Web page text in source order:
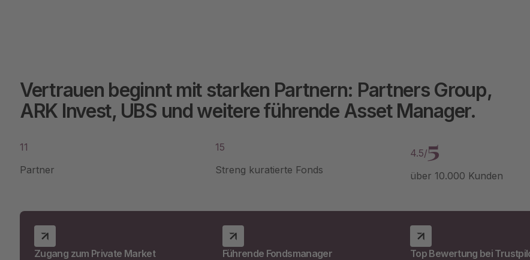
Vertrauen beginnt mit starken Partnern: Partners Group,
ARK Invest, UBS und weitere führende Asset Manager.
11
Partner
15
Streng kuratierte Fonds
4.5/5
über 10.000 Kunden
Zugang zum Private Market Führende Fondsmanager Top Bewertung bei